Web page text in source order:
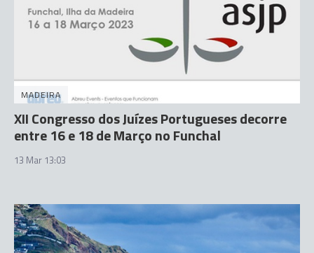
MADEIRA
XII Congresso dos Juízes Portugueses decorre
entre 16 e 18 de Março no Funchal
13 Mar 13:03